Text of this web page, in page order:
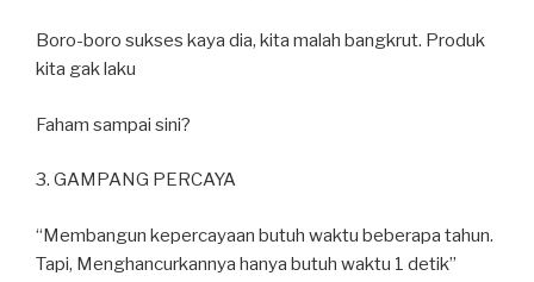
Boro-boro sukses kaya dia, kita malah bangkrut. Produk
kita gak laku
Faham sampai sini?
3. GAMPANG PERCAYA
“Membangun kepercayaan butuh waktu beberapa tahun.
Tapi, Menghancurkannya hanya butuh waktu 1 detik”